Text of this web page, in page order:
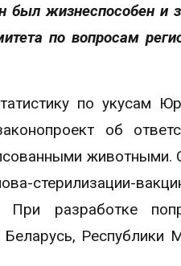
был жизнеспособен и
по вопросам
по укусам
об
животными.
стерилизации-
При разработке
Республики